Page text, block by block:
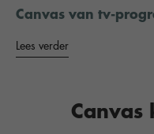
Canvas van tv-
Lees verder
Canvas